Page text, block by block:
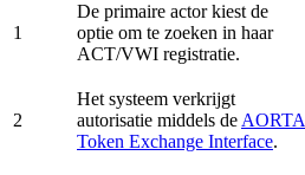
1
De primaire actor kiest de
optie om te zoeken in haar
ACT/VWI registratie.
2
Het systeem verkrijgt
autorisatie middels de AORTA
Token Exchange Interface.